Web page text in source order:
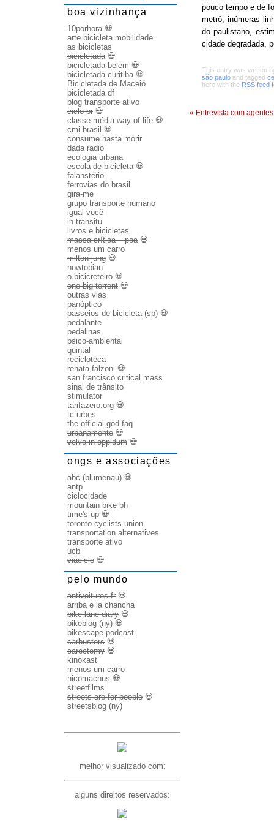
pouco tempo e de
metrô, inúmeras
do paulistano,
cidade degradada,
This entry was written
são paulo and tagged
here with the RSS feed
« Entrevista com
boa vizinhança
10porhora💀
arte bicicleta mobilidade
as bicicletas
bicicletada💀
bicicletada belém 💀
bicicletada curitiba💀
Bicicletada de Maceió
bicicletada df
blog transporte ativo
ciclo br 💀
classe média way of life 💀
cmi brasil 💀
consume hasta morir
dada radio
ecologia urbana
escola de bicicleta💀
falanstério
ferrovias do brasil
gira-me
grupo transporte humano
igual você
in transitu
livros e bicicletas
massa crítica – poa💀
menos um carro
milton jung 💀
nowtopian
o bicicreteiro 💀
one big torrent 💀
outras vias
panóptico
passeios de bicicleta (sp) 💀
pedalante
pedalinas
psico-ambiental
quintal
recicloteca
renata falzoni 💀
san francisco critical mass
sinal de trânsito
stimulator
tarifazero.org 💀
tc urbes
the official god faq
urbanamente 💀
volvo in oppidum 💀
ongs e associações
abc (blumenau) 💀
antp
ciclocidade
mountain bike bh
time's up 💀
toronto cyclists union
transportation alternatives
transporte ativo
ucb
viaciclo 💀
pelo mundo
antivoitures.fr 💀
arriba e la chancha
bike lane diary 💀
bikeblog (ny) 💀
bikescape podcast
carbusters 💀
carectomy 💀
kinokast
menos um carro
nicomachus 💀
streetfilms
streets are for people 💀
streetsblog (ny)
melhor visualizado com:
alguns direitos reservados: